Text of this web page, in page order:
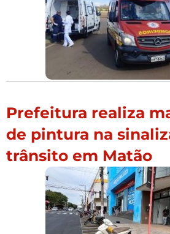
Prefeitura realiza
de pintura na
trânsito em Matão